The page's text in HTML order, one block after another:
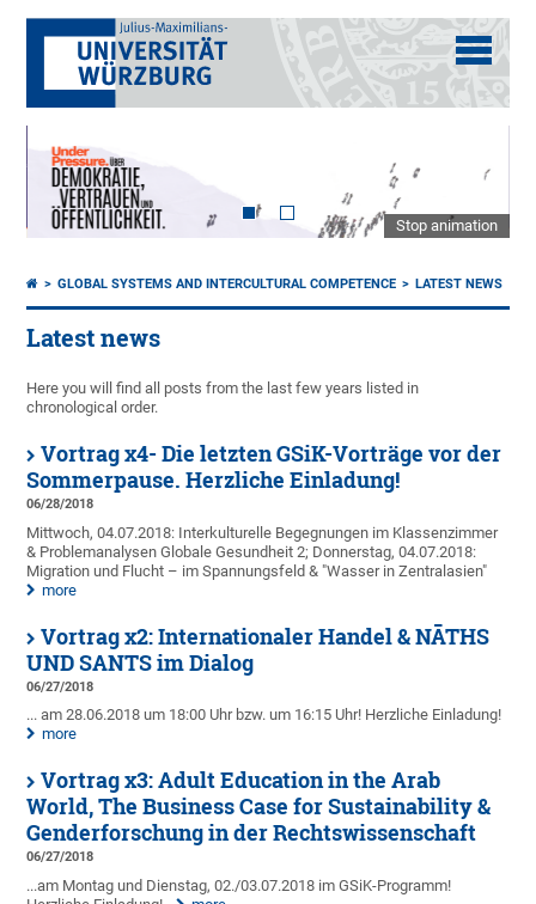
Stop animation
GLOBAL SYSTEMS AND INTERCULTURAL COMPETENCE LATEST NEWS
Latest news
Here you will find all posts from the last few years listed in
chronological order.
Vortrag x4- Die letzten GSiK-Vorträge vor der
Sommerpause. Herzliche Einladung!
06/28/2018
Mittwoch, 04.07.2018: Interkulturelle Begegnungen im Klassenzimmer
& Problemanalysen Globale Gesundheit 2; Donnerstag, 04.07.2018:
Migration und Flucht – im Spannungsfeld & "Wasser in Zentralasien"
more
Vortrag x2: Internationaler Handel & NĀTHS
UND SANTS im Dialog
06/27/2018
... am 28.06.2018 um 18:00 Uhr bzw. um 16:15 Uhr! Herzliche Einladung!
more
Vortrag x3: Adult Education in the Arab
World, The Business Case for Sustainability &
Genderforschung in der Rechtswissenschaft
06/27/2018
...am Montag und Dienstag, 02./03.07.2018 im GSiK-Programm!